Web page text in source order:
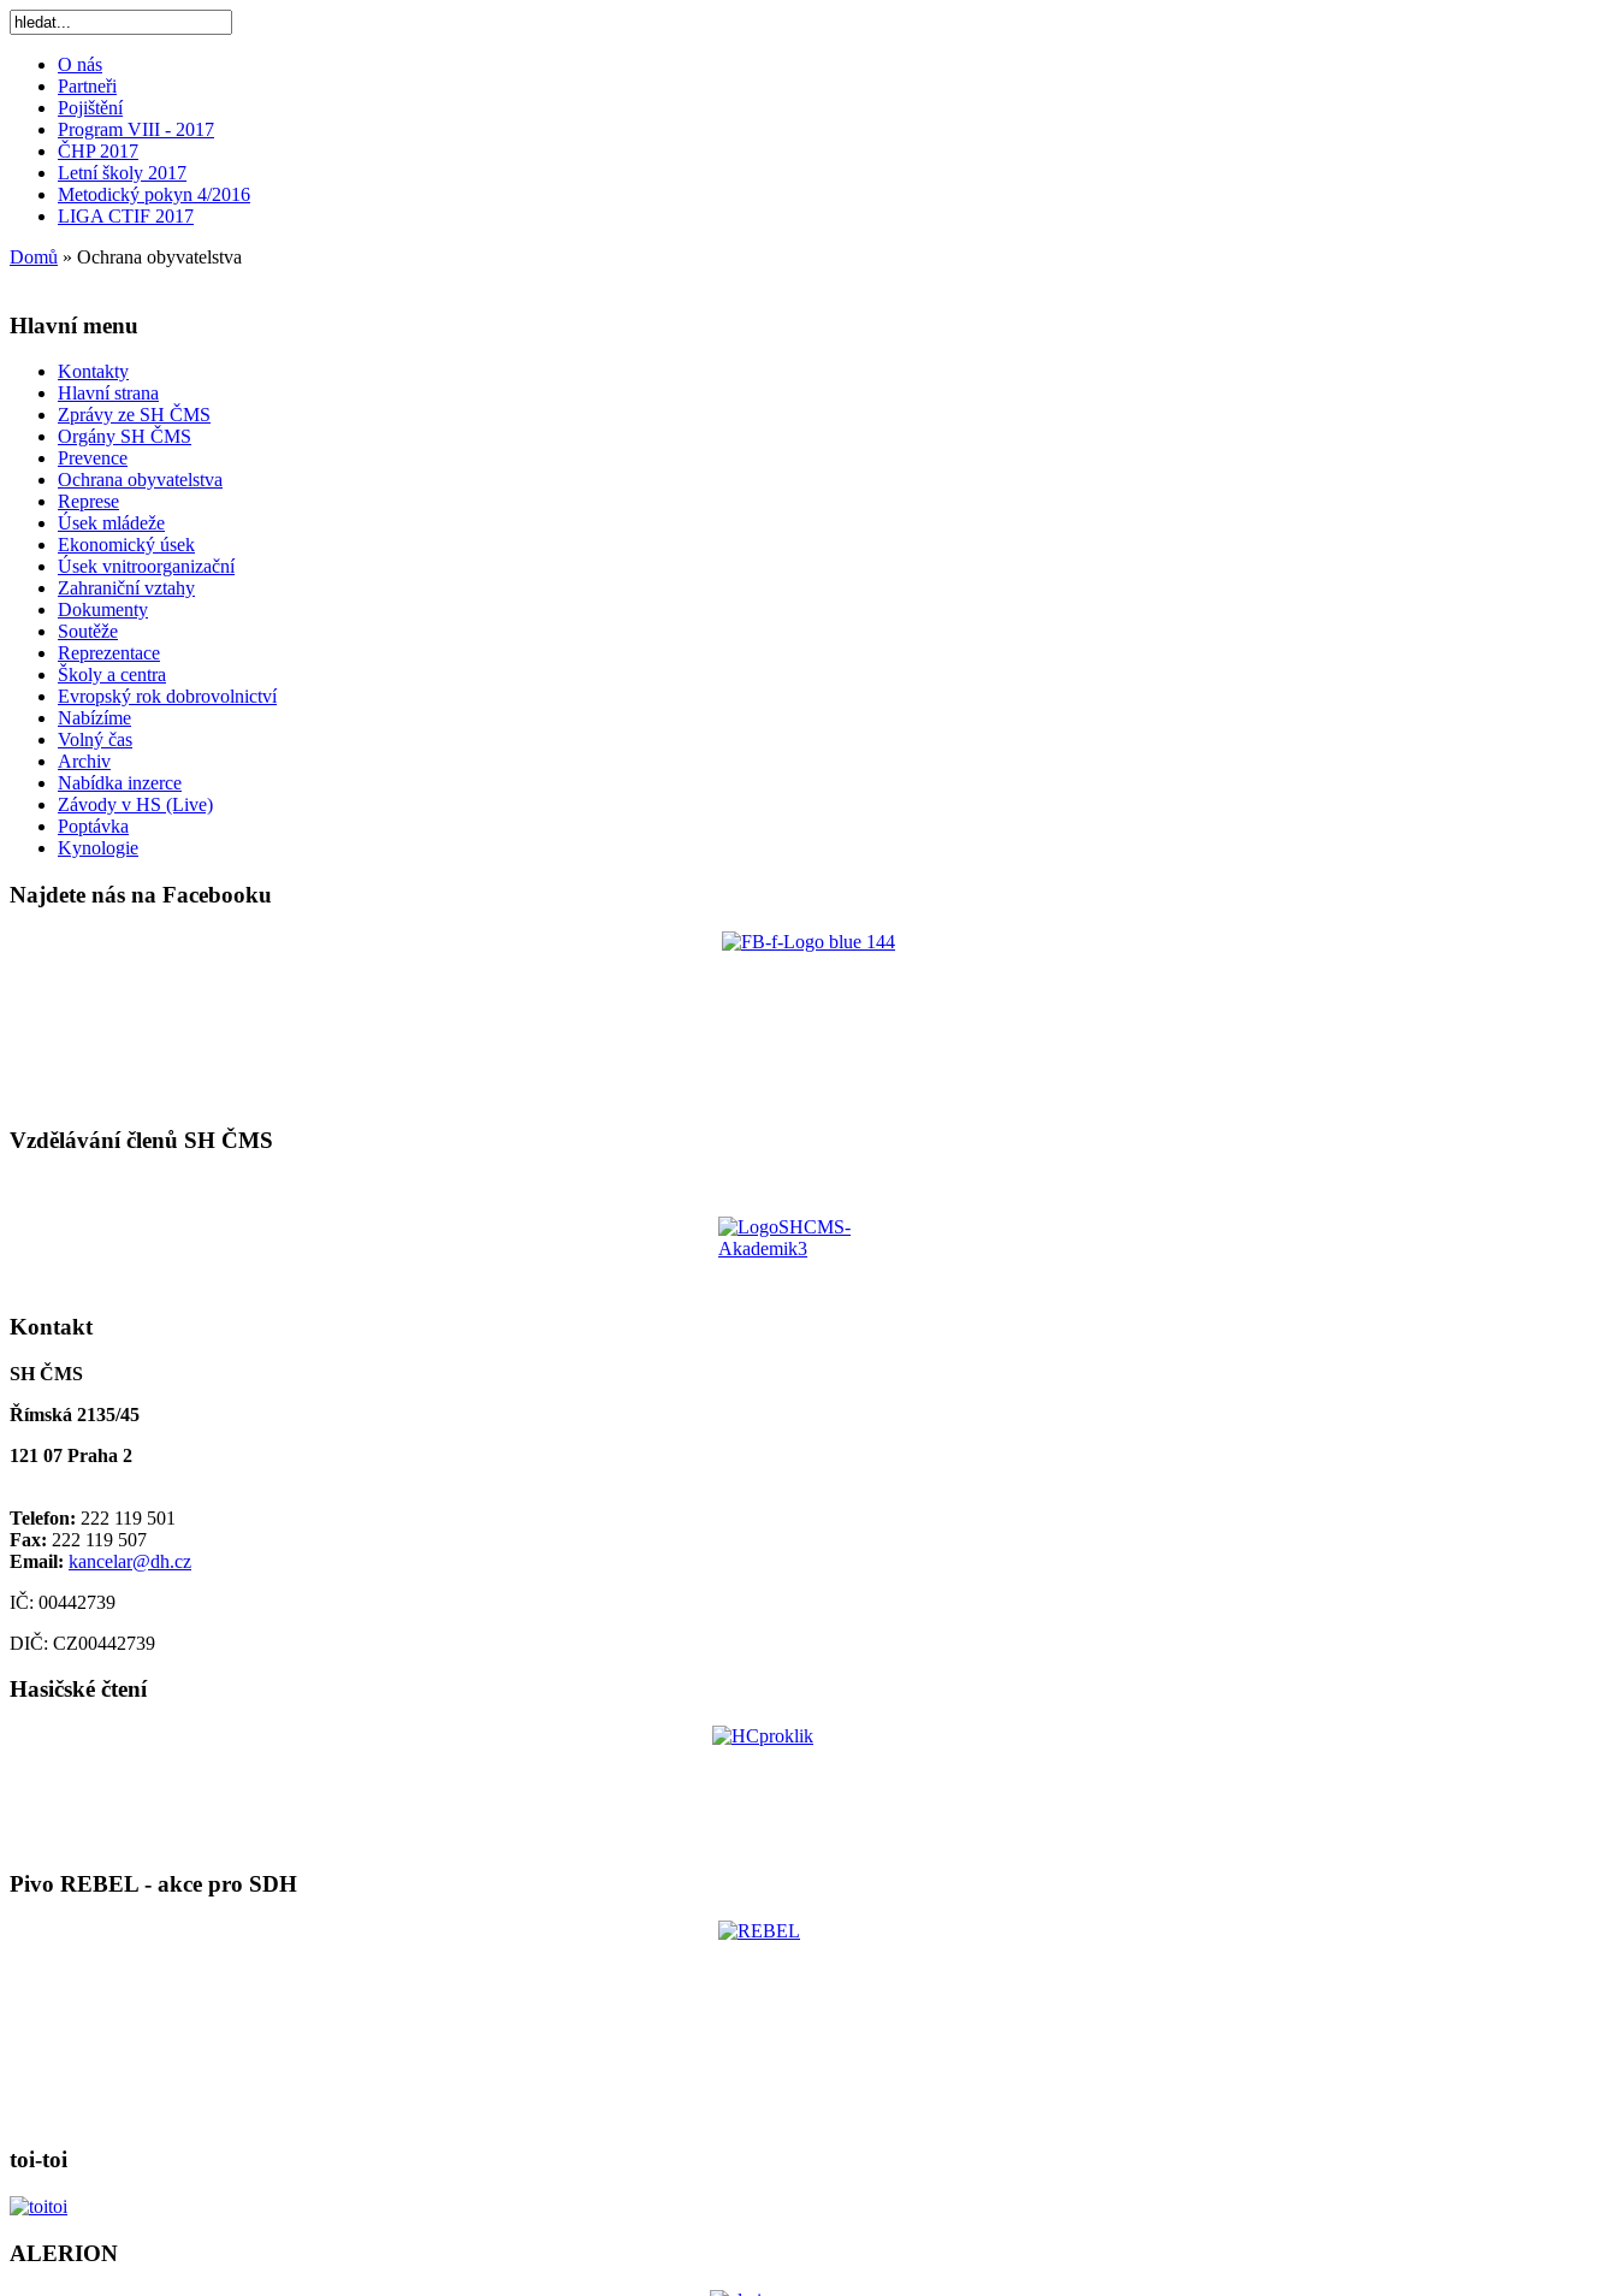
O nás
Partneři
Pojištění
Program VIII - 2017
ČHP 2017
Letní školy 2017
Metodický pokyn 4/2016
LIGA CTIF 2017
Domů » Ochrana obyvatelstva
Hlavní menu
Kontakty
Hlavní strana
Zprávy ze SH ČMS
Orgány SH ČMS
Prevence
Ochrana obyvatelstva
Represe
Úsek mládeže
Ekonomický úsek
Úsek vnitroorganizační
Zahraniční vztahy
Dokumenty
Soutěže
Reprezentace
Školy a centra
Evropský rok dobrovolnictví
Nabízíme
Volný čas
Archiv
Nabídka inzerce
Závody v HS (Live)
Poptávka
Kynologie
Najdete nás na Facebooku
Vzdělávání členů SH ČMS
Kontakt
SH ČMS
Římská 2135/45
121 07 Praha 2
Telefon: 222 119 501
Fax: 222 119 507
Email: kancelar@dh.cz
IČ: 00442739
DIČ: CZ00442739
Hasičské čtení
Pivo REBEL - akce pro SDH
toi-toi
ALERION